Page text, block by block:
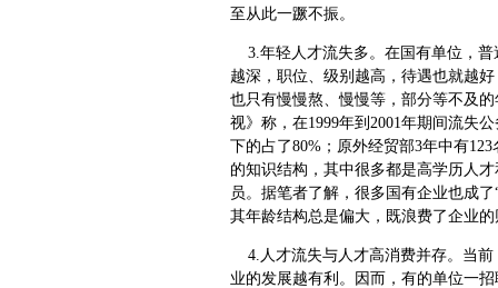
至从此一蹶不振。
3.年轻人才流失多。在国有单位，普
越深，职位、级别越高，待遇也就越
也只有慢慢熬、慢慢等，部分等不及
视》称，在1999年到2001年期间流失
下的占了80%；原外经贸部3年中有
的知识结构，其中很多都是高学历人
员。据笔者了解，很多国有企业也成
其年龄结构总是偏大，既浪费了企业
4.人才流失与人才高消费并存。当前
业的发展越有利。因而，有的单位一